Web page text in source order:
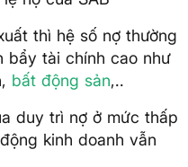
thì hệ số nợ thường
bẩy tài chính cao như
bất động sản,..
duy trì nợ ở mức thấp
kinh doanh vẫn